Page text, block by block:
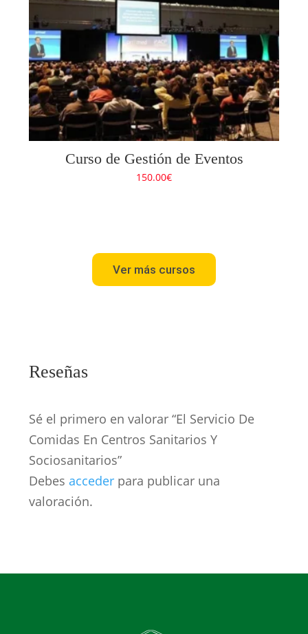
Curso de Gestión de Eventos
150.00€
Ver más cursos
Reseñas
Sé el primero en valorar “El Servicio De
Comidas En Centros Sanitarios Y
Sociosanitarios”
Debes acceder para publicar una
valoración.